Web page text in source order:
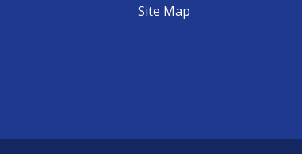
Site Map